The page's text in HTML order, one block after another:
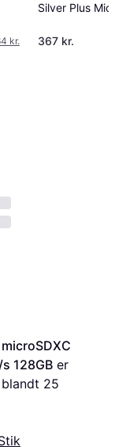
kr.
Silver Plus
V30 A2 205/
367 kr.
128GB
25